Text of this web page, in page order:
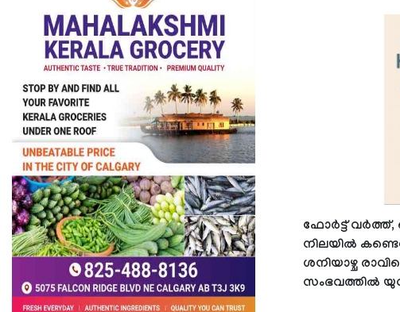
ഫോർട്ട് വർത്ത്,
നിലയിൽ
ശനിയാഴ്ച
സംഭവത്തിൽ